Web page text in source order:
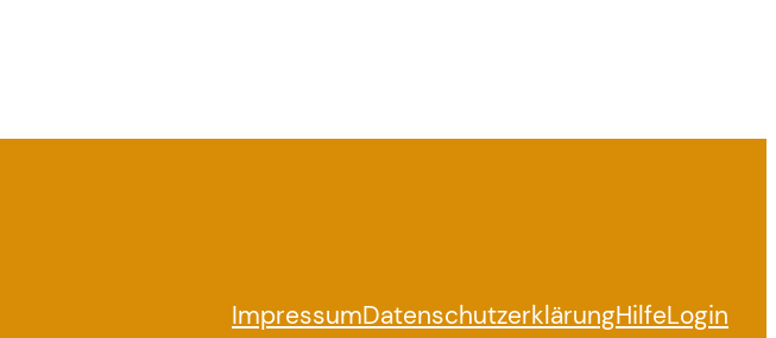
ImpressumDatenschutzerklärungHilfeLogin